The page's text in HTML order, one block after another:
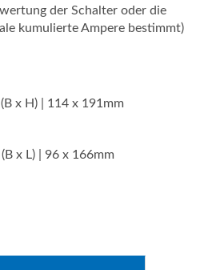
der Schalter oder die
kumulierte Ampere bestimmt)
x H) | 114 x 191mm
x L) | 96 x 166mm